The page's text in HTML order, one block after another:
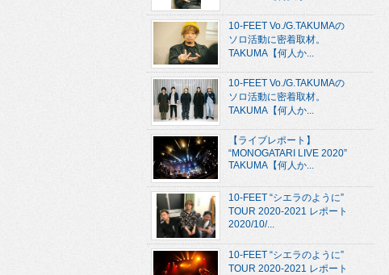
10-FEET Vo./G.TAKUMAの
ソロ活動に密着取材。
TAKUMA【何人か...
10-FEET Vo./G.TAKUMAの
ソロ活動に密着取材。
TAKUMA【何人か...
【ライブレポート】
“MONOGATARI LIVE 2020”
TAKUMA【何人か...
10-FEET “シエラのように”
TOUR 2020-2021 レポート
2020/10/...
10-FEET “シエラのように”
TOUR 2020-2021 レポート